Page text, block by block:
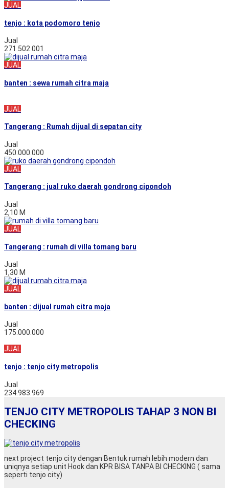
JUAL
tenjo : kota podomoro tenjo
Jual
271.502.001
JUAL
banten : sewa rumah citra maja
JUAL
Tangerang : Rumah dijual di sepatan city
Jual
450.000.000
JUAL
Tangerang : jual ruko daerah gondrong cipondoh
Jual
2,10 M
JUAL
Tangerang : rumah di villa tomang baru
Jual
1,30 M
JUAL
banten : dijual rumah citra maja
Jual
175.000.000
JUAL
tenjo : tenjo city metropolis
Jual
234.983.969
TENJO CITY METROPOLIS TAHAP 3 NON BI
CHECKING
next project tenjo city dengan Bentuk rumah lebih modern dan
uniqnya setiap unit Hook dan KPR BISA TANPA BI CHECKING ( sama
seperti tenjo city)